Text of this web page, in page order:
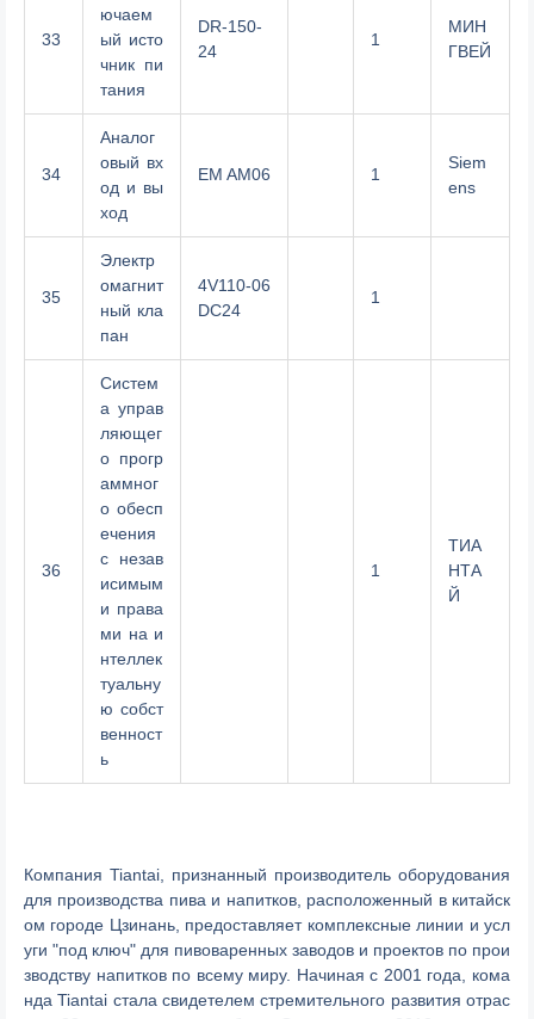
33
ючаем
ый исто
чник пи
тания
DR-150-
24
1
МИН
ГВЕЙ
34
Аналог
овый вх
од и вы
ход
EM AM06 1
Siem
ens
35
Электр
омагнит
ный кла
пан
4V110-06
DC24
1
36
Систем
а управ
ляющег
о прогр
аммног
о обесп
ечения
с незав
исимым
и права
ми на и
нтеллек
туальну
ю собст
венност
ь
1
ТИА
НТА
Й
Компания Tiantai, признанный производитель оборудования
для производства пива и напитков, расположенный в китайск
ом городе Цзинань, предоставляет комплексные линии и усл
уги "под ключ" для пивоваренных заводов и проектов по прои
зводству напитков по всему миру. Начиная с 2001 года, кома
нда Tiantai стала свидетелем стремительного развития отрас